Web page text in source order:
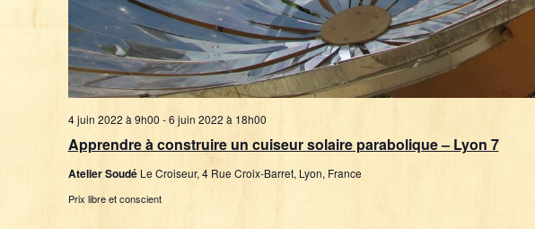
Apprendre à construire un cuiseur solaire parabolique – Lyon 7
4 juin 2022 à 9h00 -6 juin 2022 à 18h00
Atelier Soudé Le Croiseur, 4 Rue Croix-Barret, Lyon, France
Prix libre et conscient